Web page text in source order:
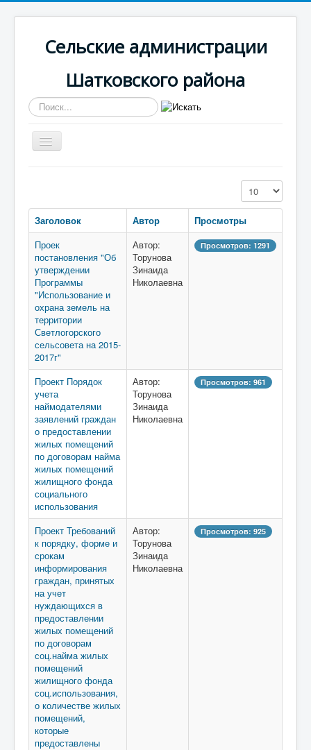
Сельские администрации
Шатковского района
Искать...
Включить/
выключить
Документы
Кол-во строк:
Заголовок Автор
Просмотры
Проек
постановления "Об
утверждении
Программы
"Использование и
охрана земель на
территории
Светлогорского
сельсовета на 2015-
2017г"
Автор:
Торунова
Зинаида
Николаевна
Просмотров: 1291
Проект Порядок
учета
наймодателями
заявлений граждан
о предоставлении
жилых помещений
по договорам найма
жилых помещений
жилищного фонда
социального
использования
Автор:
Торунова
Зинаида
Николаевна
Просмотров: 961
Проект Требований
к порядку, форме и
срокам
информирования
граждан, принятых
на учет
нуждающихся в
предоставлении
жилых помещений
по договорам
соц.найма жилых
помещений
жилищного фонда
соц.использования,
о количестве жилых
помещений,
которые
предоставлены
Автор:
Торунова
Зинаида
Николаевна
Просмотров: 925